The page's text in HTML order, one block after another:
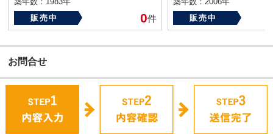
販売中
0件
販売中
お問合せ